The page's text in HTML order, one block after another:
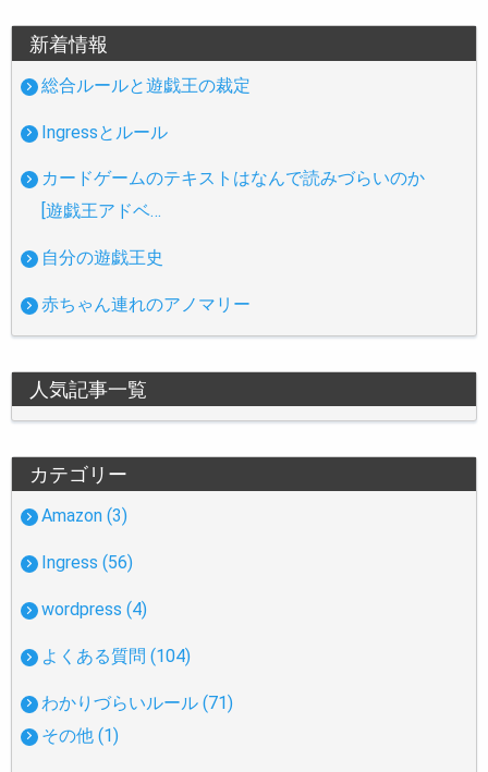
新着情報
総合ルールと遊戯王の裁定
Ingressとルール
カードゲームのテキストはなんで読みづらいのか
[遊戯王アドベ…
自分の遊戯王史
赤ちゃん連れのアノマリー
人気記事一覧
カテゴリー
Amazon (3)
Ingress (56)
wordpress (4)
よくある質問 (104)
わかりづらいルール (71)
その他 (1)